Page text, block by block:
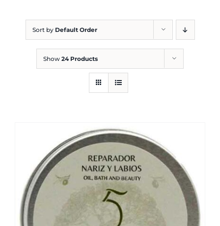
Sort by Default Order
Show 24 Products